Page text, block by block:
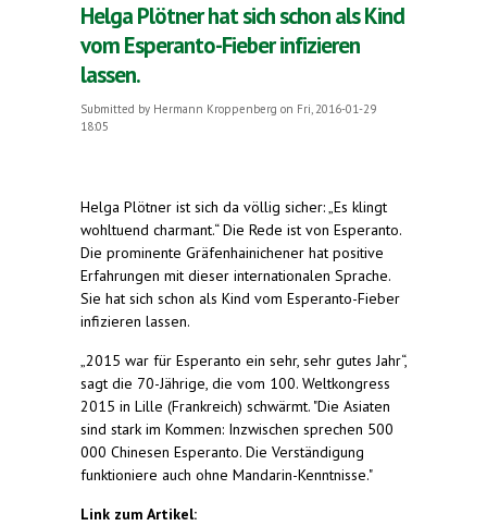
Helga Plötner hat sich schon als Kind
vom Esperanto-Fieber infizieren
lassen.
Submitted by Hermann Kroppenberg on Fri, 2016-01-29
18:05
Helga Plötner ist sich da völlig sicher: „Es klingt
wohltuend charmant.“ Die Rede ist von Esperanto.
Die prominente Gräfenhainichener hat positive
Erfahrungen mit dieser internationalen Sprache.
Sie hat sich schon als Kind vom Esperanto-Fieber
infizieren lassen.
„2015 war für Esperanto ein sehr, sehr gutes Jahr“,
sagt die 70-Jährige, die vom 100. Weltkongress
2015 in Lille (Frankreich) schwärmt. "Die Asiaten
sind stark im Kommen: Inzwischen sprechen 500
000 Chinesen Esperanto. Die Verständigung
funktioniere auch ohne Mandarin-Kenntnisse."
Link zum Artikel: